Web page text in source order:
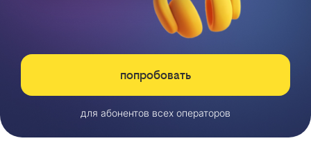
попробовать
для абонентов всех операторов